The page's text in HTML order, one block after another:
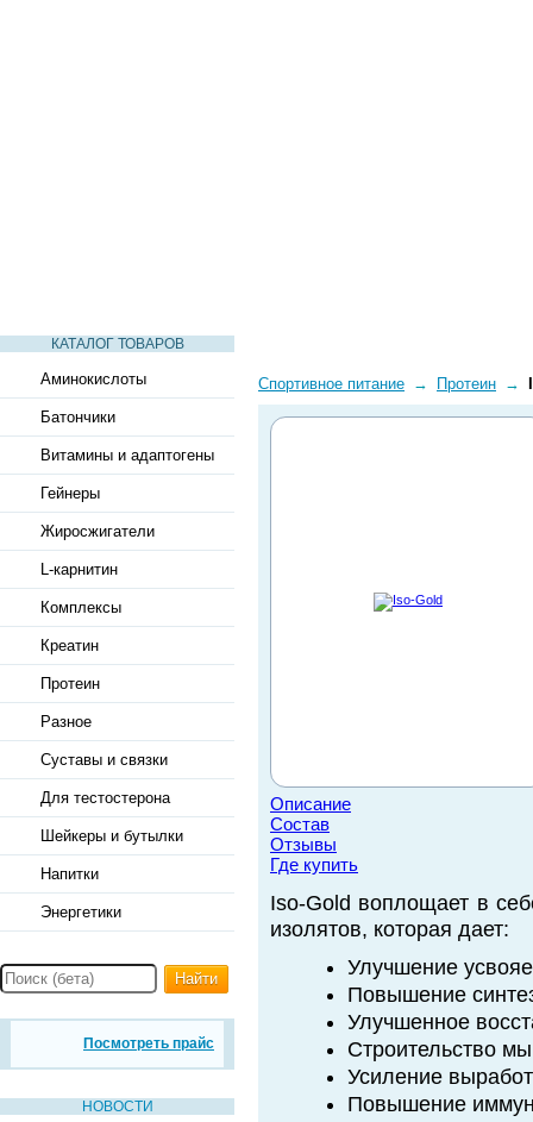
КАТАЛОГ ТОВАРОВ
Аминокислоты
Батончики
Витамины и адаптогены
Гейнеры
Жиросжигатели
L-карнитин
Комплексы
Креатин
Протеин
Разное
Суставы и связки
Для тестостерона
Шейкеры и бутылки
Напитки
Энергетики
Найти
Посмотреть прайс
НОВОСТИ
Спортивное питание → Протеин →
Описание
Состав
Отзывы
Где купить
Iso-Gold воплощает в
изолятов, которая дает:
Улучшение
Повышение
Улучшенное
Строительство
Усиление
Повышение